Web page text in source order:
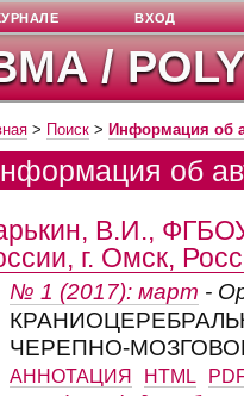
/
ВХОД
> Поиск > Информация об
об
В.И.,
г. Омск,
№ 1 (2017): март -
ЧЕРЕПНО-
АННОТАЦИЯ HTML